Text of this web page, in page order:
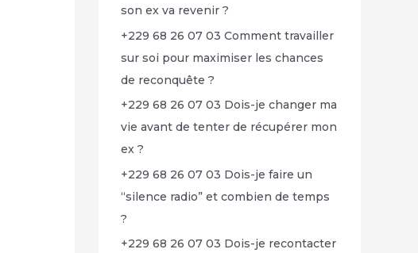
son ex va revenir ?
+229 68 26 07 03 Comment travailler
sur soi pour maximiser les chances
de reconquête ?
+229 68 26 07 03 Dois-je changer ma
vie avant de tenter de récupérer mon
ex ?
+229 68 26 07 03 Dois-je faire un
“silence radio” et combien de temps
?
+229 68 26 07 03 Dois-je recontacter